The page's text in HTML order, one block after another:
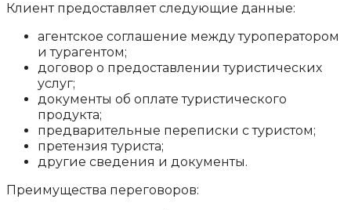
Клиент предоставляет следующие данные:
агентское соглашение между туроператором
и турагентом;
договор о предоставлении туристических
услуг;
документы об оплате туристического
продукта;
предварительные переписки с туристом;
претензия туриста;
другие сведения и документы.
Преимущества переговоров: